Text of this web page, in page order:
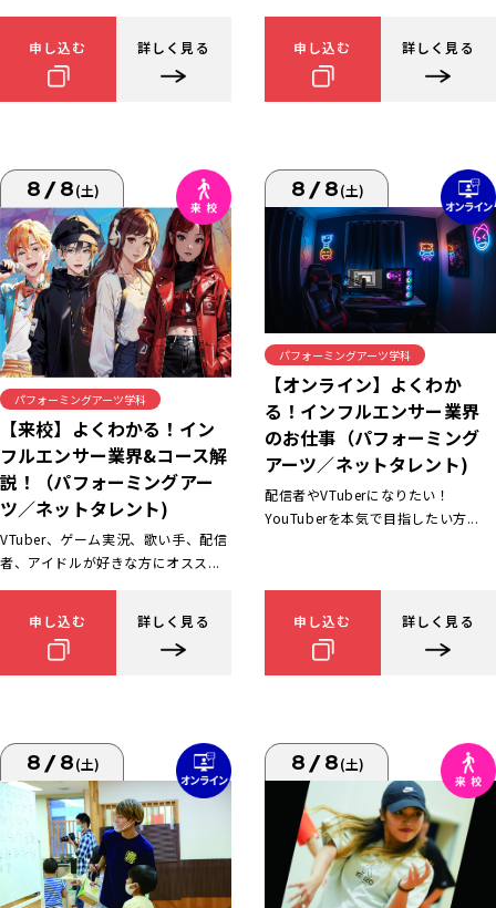
申し込む 詳しく見る 申し込む 詳しく見る
8/8(土)
パフォーミングアーツ学科
【来校】よくわかる！イン
フルエンサー業界&コース解
説！（パフォーミングアー
ツ／ネットタレント)
VTuber、ゲーム実況、歌い手、配信
者、アイドルが好きな方にオスス...
申し込む 詳しく見る
8/8(土)
パフォーミングアーツ学科
【オンライン】よくわか
る！インフルエンサー業界
のお仕事（パフォーミング
アーツ／ネットタレント)
配信者やVTuberになりたい！
YouTuberを本気で目指したい方...
申し込む 詳しく見る
8/8(土) 8/8(土)